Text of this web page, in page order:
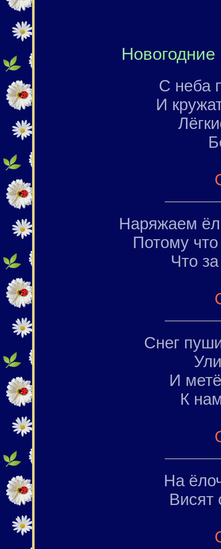
Новогодние
С неба
И
Наряжаем
Потому
Что
Снег
И
К
На
Висят